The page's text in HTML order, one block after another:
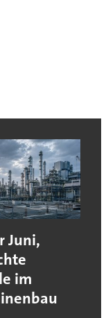
Juni,
im